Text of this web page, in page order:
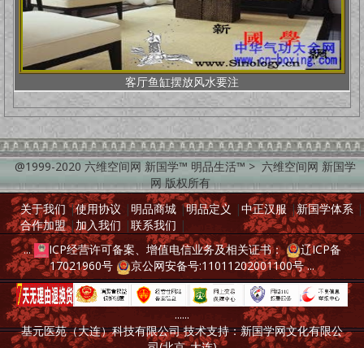
客厅鱼缸摆放风水要注
@1999-2020 六维空间网 新国学™ 明品生活™ > 六维空间网 新国学
网 版权所有
关于我们|使用协议 | 明品商城 |明品定义 |中正汉服|新国学体系 |
合作加盟|加入我们 |联系我们 |
...
ICP经营许可备案、增值电信业务及相关证书：
辽ICP备
17021960号
京公网安备号:11011202001100号...
......
基元医苑（大连）科技有限公司 技术支持：新国学网文化有限公